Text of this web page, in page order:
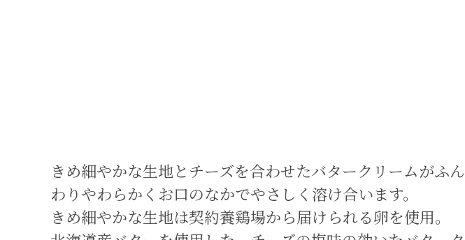
きめ細やかな生地とチーズを合わせたバタークリームがふん
わりやわらかくお口のなかでやさしく溶け合います。
きめ細やかな生地は契約養鶏場から届けられる卵を使用。